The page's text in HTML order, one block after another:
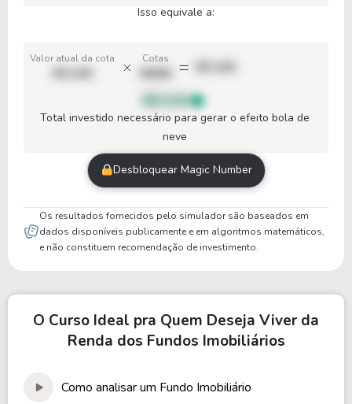
Isso equivale a:
Valor atual da cota Cotas
R$ 0,00
Total investido necessário para gerar o efeito bola de
neve
Desbloquear Magic Number
Os resultados fornecidos pelo simulador são baseados em
dados disponíveis publicamente e em algoritmos matemáticos,
e não constituem recomendação de investimento.
O Curso Ideal pra Quem Deseja Viver da
Renda dos Fundos Imobiliários
Como analisar um Fundo Imobiliário